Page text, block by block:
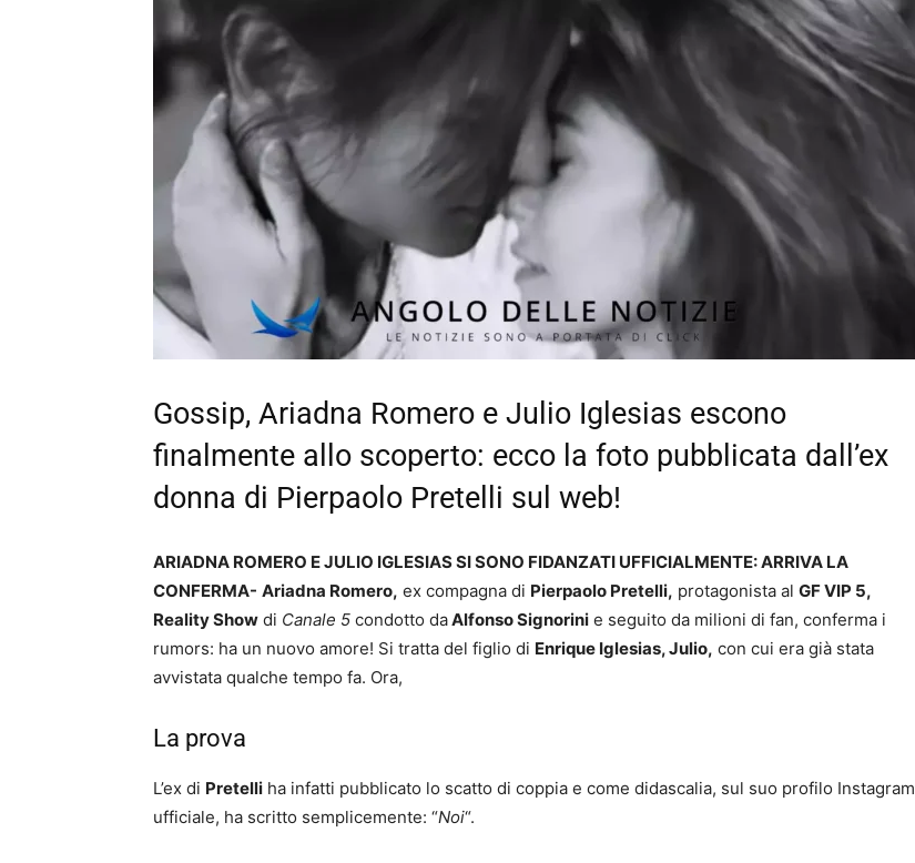
Gossip, Ariadna Romero e Julio Iglesias escono
finalmente allo scoperto: ecco la foto pubblicata dall’ex
donna di Pierpaolo Pretelli sul web!
ARIADNA ROMERO E JULIO IGLESIAS SI SONO FIDANZATI UFFICIALMENTE: ARRIVA LA
CONFERMA- Ariadna Romero, ex compagna di Pierpaolo Pretelli, protagonista al GF VIP 5,
Reality Show di Canale 5 condotto daAlfonso Signorini e seguito da milioni di fan, conferma i
rumors: ha un nuovo amore! Si tratta del figlio di Enrique Iglesias, Julio, con cui era già stata
avvistata qualche tempo fa. Ora,
La prova
L’ex di Pretelli ha infatti pubblicato lo scatto di coppia e come didascalia, sul suo profilo Instagram
ufficiale, ha scritto semplicemente: “Noi“.